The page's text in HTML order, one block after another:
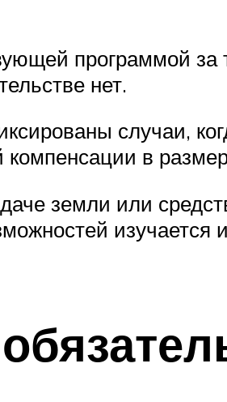
программой за
нет.
случаи,
в
земли или
изучается